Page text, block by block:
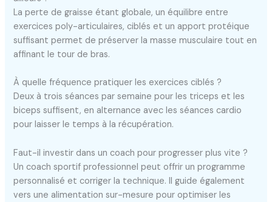
La perte de graisse étant globale, un équilibre entre
exercices poly-articulaires, ciblés et un apport protéique
suffisant permet de préserver la masse musculaire tout en
affinant le tour de bras.
À quelle fréquence pratiquer les exercices ciblés ?
Deux à trois séances par semaine pour les triceps et les
biceps suffisent, en alternance avec les séances cardio
pour laisser le temps à la récupération.
Faut-il investir dans un coach pour progresser plus vite ?
Un coach sportif professionnel peut offrir un programme
personnalisé et corriger la technique. Il guide également
vers une alimentation sur-mesure pour optimiser les